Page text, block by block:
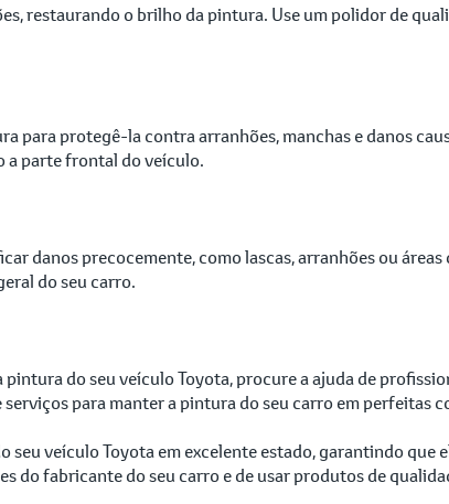
restaurando o brilho da pintura. Use um polidor de
para protegê-la contra arranhões, manchas e danos
a parte frontal do veículo.
danos precocemente, como lascas, arranhões ou
do seu carro.
do seu veículo Toyota, procure a ajuda de
para manter a pintura do seu carro em perfeitas
seu veículo Toyota em excelente estado, garantindo que
do fabricante do seu carro e de usar produtos de